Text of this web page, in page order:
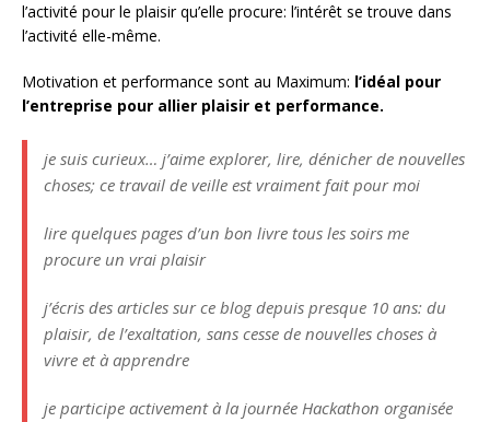
l’activité pour le plaisir qu’elle procure: l’intérêt se trouve dans
l’activité elle-même.
Motivation et performance sont au Maximum: l’idéal pour
l’entreprise pour allier plaisir et performance.
je suis curieux… j’aime explorer, lire, dénicher de nouvelles
choses; ce travail de veille est vraiment fait pour moi
lire quelques pages d’un bon livre tous les soirs me
procure un vrai plaisir
j’écris des articles sur ce blog depuis presque 10 ans: du
plaisir, de l’exaltation, sans cesse de nouvelles choses à
vivre et à apprendre
je participe activement à la journée Hackathon organisée